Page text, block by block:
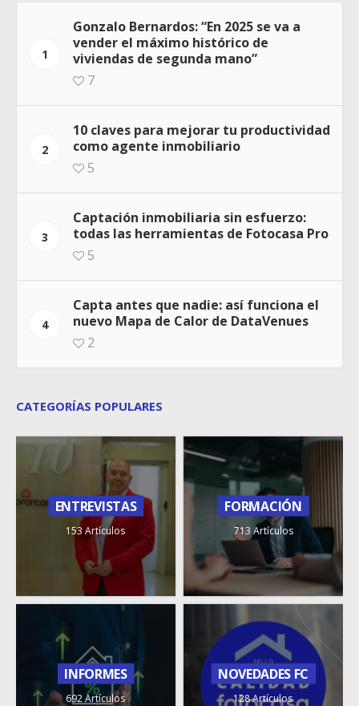
1
Gonzalo Bernardos: “En 2025 se va a
vender el máximo histórico de
viviendas de segunda mano”
7
2
10 claves para mejorar tu productividad
como agente inmobiliario
5
3
Captación inmobiliaria sin esfuerzo:
todas las herramientas de Fotocasa Pro
5
4
Capta antes que nadie: así funciona el
nuevo Mapa de Calor de DataVenues
2
CATEGORÍAS POPULARES
ENTREVISTAS
153 Artículos
FORMACIÓN
713 Artículos
INFORMES
692 Artículos
NOVEDADES FC
128 Artículos